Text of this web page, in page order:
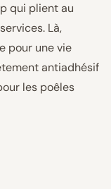
qui plient au
Là,
pour une vie
antiadhésif
les poêles